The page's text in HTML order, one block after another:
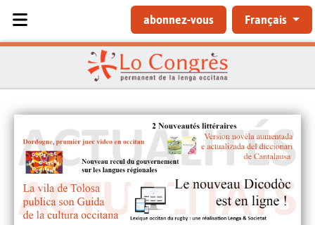
abonnez-vous Français